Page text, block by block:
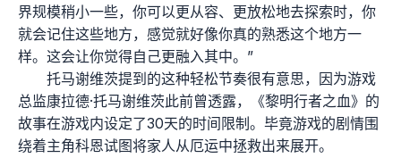
界规模稍小一些，你可以更从容、更放松地去探索时，你
就会记住这些地方，感觉就好像你真的熟悉这个地方一
样。这会让你觉得自己更融入其中。”
托马谢维茨提到的这种轻松节奏很有意思，因为游戏
总监康拉德·托马谢维茨此前曾透露，《黎明行者之血》的
故事在游戏内设定了30天的时间限制。毕竟游戏的剧情围
绕着主角科恩试图将家人从厄运中拯救出来展开。